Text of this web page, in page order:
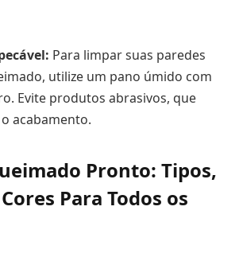
Para limpar suas paredes
utilize um pano úmido com
Evite produtos abrasivos, que
acabamento.
Pronto: Tipos,
Para Todos os